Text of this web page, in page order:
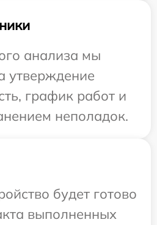
анализа мы
утверждение
график работ и
неполадок.
будет готово
выполненных